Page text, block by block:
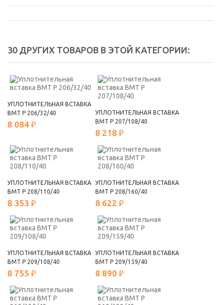
30 ДРУГИХ ТОВАРОВ В ЭТОЙ КАТЕГОРИИ:
УПЛОТНИТЕЛЬНАЯ ВСТАВКА
ВМТ Р 206/32/40
8 084 ₽
УПЛОТНИТЕЛЬНАЯ ВСТАВКА
ВМТ Р 207/108/40
8 218 ₽
УПЛОТНИТЕЛЬНАЯ ВСТАВКА
ВМТ Р 208/110/40
8 353 ₽
УПЛОТНИТЕЛЬНАЯ ВСТАВКА
ВМТ Р 208/160/40
8 622 ₽
УПЛОТНИТЕЛЬНАЯ ВСТАВКА
ВМТ Р 209/108/40
8 755 ₽
УПЛОТНИТЕЛЬНАЯ ВСТАВКА
ВМТ Р 209/159/40
8 890 ₽